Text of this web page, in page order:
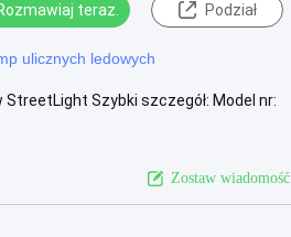
teraz. Podział
ulicznych ledowych
Szybki szczegół: Model nr:
Zostaw wiadomość.